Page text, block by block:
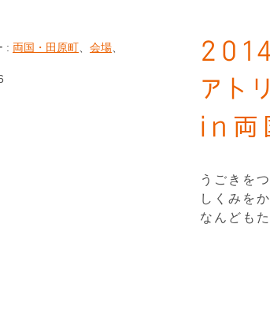
アト
in両
うごきを
しくみを
なんども
: 両国・田原町 会場